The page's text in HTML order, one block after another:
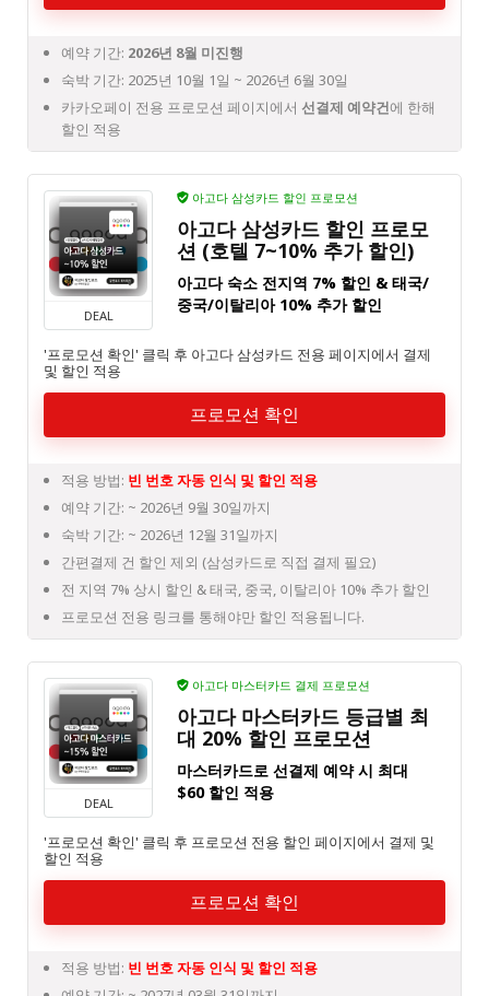
예약 기간: 2026년 8월 미진행
숙박 기간: 2025년 10월 1일 ~ 2026년 6월 30일
카카오페이 전용 프로모션 페이지에서 선결제 예약건에 한해
할인 적용
DEAL
아고다 삼성카드 할인 프로모션
아고다 삼성카드 할인 프로모
션 (호텔 7~10% 추가 할인)
아고다 숙소 전지역 7% 할인 & 태국/
중국/이탈리아 10% 추가 할인
'프로모션 확인' 클릭 후 아고다 삼성카드 전용 페이지에서 결제
및 할인 적용
프로모션 확인
적용 방법: 빈 번호 자동 인식 및 할인 적용
예약 기간: ~ 2026년 9월 30일까지
숙박 기간: ~ 2026년 12월 31일까지
간편결제 건 할인 제외 (삼성카드로 직접 결제 필요)
전 지역 7% 상시 할인 & 태국, 중국, 이탈리아 10% 추가 할인
프로모션 전용 링크를 통해야만 할인 적용됩니다.
DEAL
아고다 마스터카드 결제 프로모션
아고다 마스터카드 등급별 최
대 20% 할인 프로모션
마스터카드로 선결제 예약 시 최대
$60 할인 적용
'프로모션 확인' 클릭 후 프로모션 전용 할인 페이지에서 결제 및
할인 적용
프로모션 확인
적용 방법: 빈 번호 자동 인식 및 할인 적용